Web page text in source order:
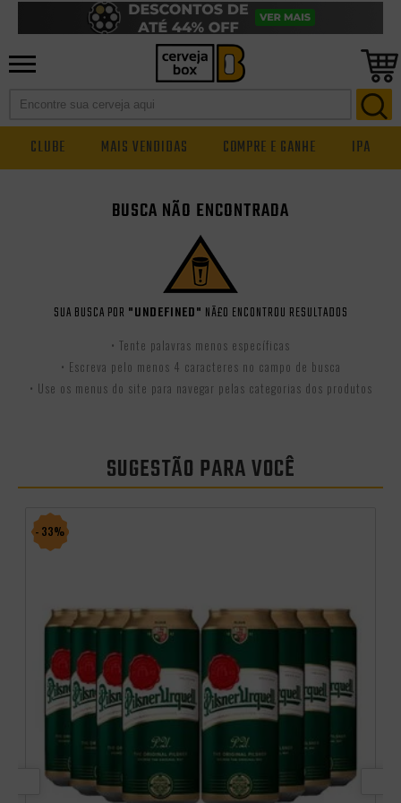
CLUBE MAIS VENDIDAS COMPRE E GANHE IPA
BUSCA NÃO ENCONTRADA
SUA BUSCA POR "UNDEFINED" NÃ£O ENCONTROU RESULTADOS
• Tente palavras menos específicas
• Escreva pelo menos 4 caracteres no campo de busca
• Use os menus do site para navegar pelas categorias dos produtos
SUGESTÃO PARA VOCÊ
- 33%